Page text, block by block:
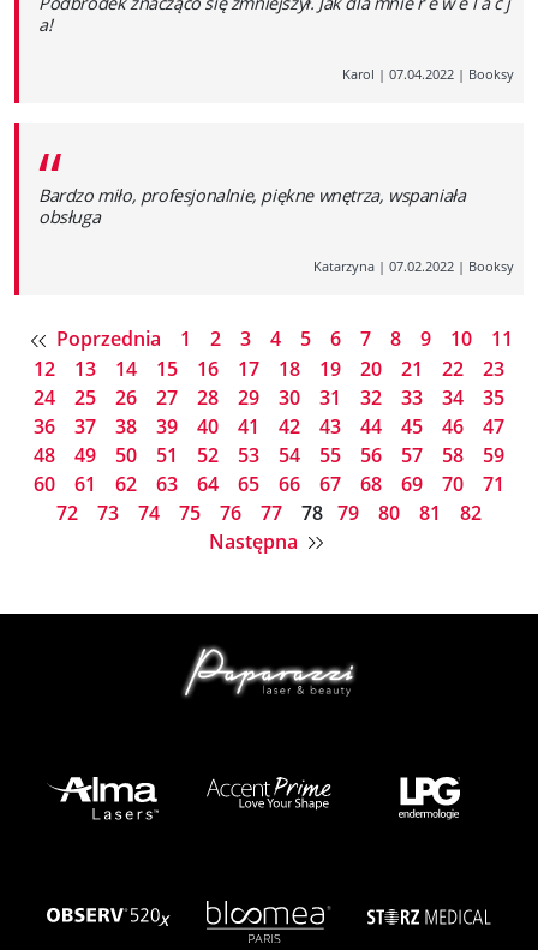
a!
Karol | 07.04.2022 | Booksy
“
Bardzo miło, profesjonalnie, piękne wnętrza, wspaniała
obsługa
Katarzyna | 07.02.2022 | Booksy
Poprzednia 1 2 3 4 5 6 7 8 9 10
11
12
13 14 15 16 17 18 19 20 21 22
23
24
25 26 27 28 29 30 31 32 33 34
35
36
37 38 39 40 41 42 43 44 45 46
47
48
49 50 51 52 53 54 55 56 57 58
59
60
61 62 63 64 65 66 67 68 69 70
71
72
73 74 75 76 77 78 79 80 81
82
Następna